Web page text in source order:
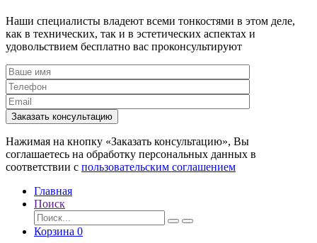
Наши специалисты владеют всеми тонкостями в этом деле,
как в технических, так и в эстетических аспектах и
удовольствием бесплатно вас проконсультируют
Заказать консультацию
Нажимая на кнопку «Заказать консультацию», Вы
соглашаетесь на обработку персональных данных в
соответствии с пользовательским соглашением
Главная
Поиск
Корзина 0